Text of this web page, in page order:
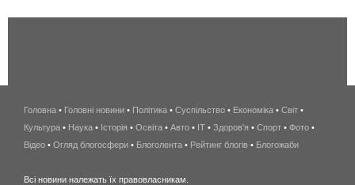
беспроводной
интернет
киев
Головна • Головні новини • Політика • Суспільство • Економіка • Світ •
Культура • Наука • Історія • Освіта • Авто • IT • Здоров'я • Спорт • Фото •
Відео • Огляд блогосфери • Блоголента • Рейтинг блогів • Блогожаби
Всі новини належать їх правовласникам.